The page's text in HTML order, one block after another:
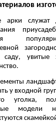
арки
увитые
у входной
уголка,
модели